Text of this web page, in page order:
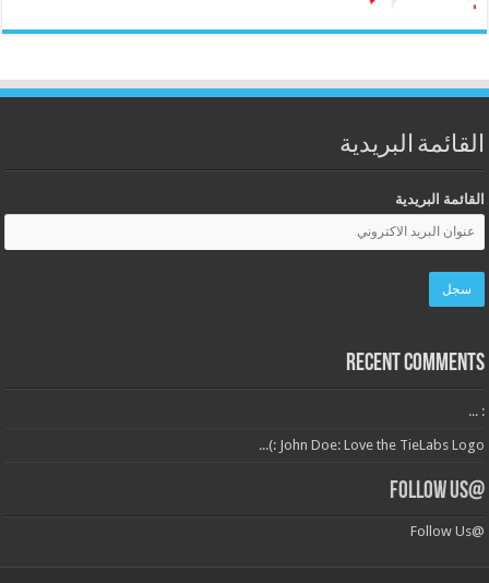
القائمة البريدية
القائمة البريدية
Recent Comments
: ...
John Doe: Love the TieLabs Logo :)...
@Follow Us
@Follow Us